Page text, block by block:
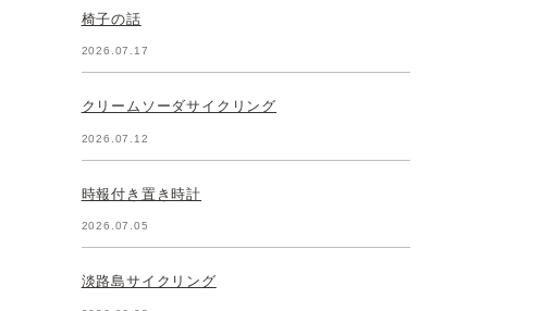
椅子の話
2026.07.17
クリームソーダサイクリング
2026.07.12
時報付き置き時計
2026.07.05
淡路島サイクリング